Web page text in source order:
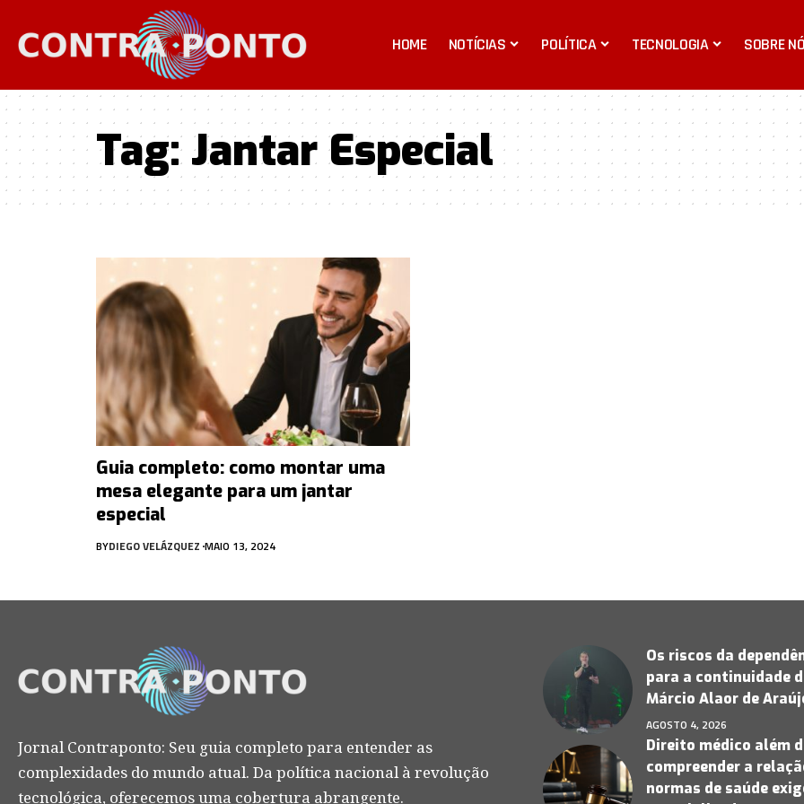
HOME NOTÍCIAS POLÍTICA TECNOLOGIA SOBRE
Tag:Jantar Especial
Guia completo: como montar uma
mesa elegante para um jantar
especial
BYDIEGO VELÁZQUEZ MAIO 13, 2024
Jornal Contraponto: Seu guia completo para entender as
complexidades do mundo atual. Da política nacional à revolução
tecnológica, oferecemos uma cobertura abrangente.
Os riscos da
para a continuidade
Márcio Alaor de
AGOSTO 4, 2026
Direito médico além
compreender a
normas de saúde